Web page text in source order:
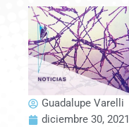
Guadalupe Varelli
diciembre 30, 2021